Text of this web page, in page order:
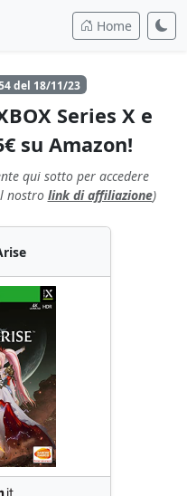
Home
del 18/11/23
Series X e
su Amazon!
qui sotto per accedere
nostro link di affiliazione)